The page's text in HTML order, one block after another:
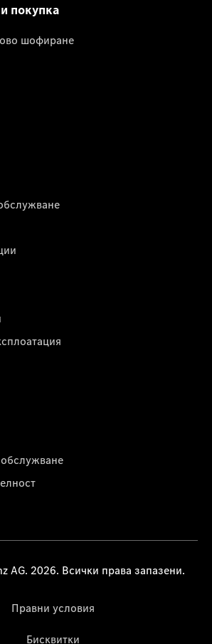
покупка
шофиране
AG. 2026. Всички права запазени.
Правни условия
Бисквитки